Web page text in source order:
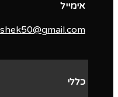
כללי
אימייל